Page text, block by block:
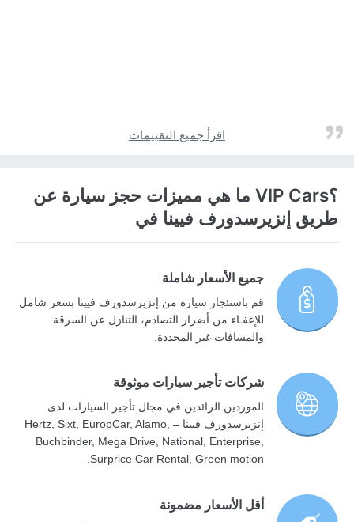
اقرأ جميع التقييمات
؟VIP Cars ما هي مميزات حجز سيارة عن
طريق إنزيرسدورف فيينا في
جميع الأسعار شاملة
قم باستئجار سيارة من إنزيرسدورف فيينا بسعر شامل
للإعفـاء من أضرار التصادم، التنازل عن السرقة
والمسافات غير المحددة.
شركات تأجير سيارات موثوقة
الموردين الرائدين في مجال تأجير السيارات لدى
إنزيرسدورف فيينا – Hertz, Sixt, EuropCar, Alamo,
Buchbinder, Mega Drive, National, Enterprise,
Surprice Car Rental, Green motion.
أقل الأسعار مضمونة